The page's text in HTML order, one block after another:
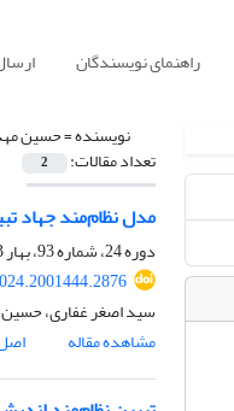
راهنمای نویسندگان
نویسنده =حسین
تعداد مقالات: 2
مدل نظام‌مند جهاد
دوره 24، شماره 93، بهار 1403، صفحه
سید اصغر غفاری،
مشاهده مقاله